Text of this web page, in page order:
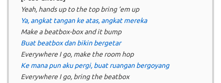
Yeah, hands up to the top bring ’em up
Ya, angkat tangan ke atas, angkat mereka
Make a beatbox-box and it bump
Buat beatbox dan bikin bergetar
Everywhere I go, make the room hop
Ke mana pun aku pergi, buat ruangan bergoyang
Everywhere I go, bring the beatbox